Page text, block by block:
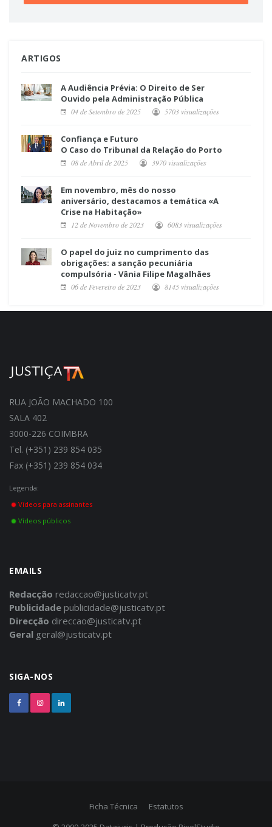
ARTIGOS
A Audiência Prévia: O Direito de Ser
Ouvido pela Administração Pública
04 de Setembro de 2025 5703 visualizações
Confiança e Futuro
O Caso do Tribunal da Relação do Porto
08 de Abril de 2025 3970 visualizações
Em novembro, mês do nosso
aniversário, destacamos a temática «A
Crise na Habitação»
12 de Novembro de 2023 6083 visualizações
O papel do juiz no cumprimento das
obrigações: a sanção pecuniária
compulsória - Vânia Filipe Magalhães
06 de Fevereiro de 2023 8145 visualizações
RUA JOÃO MACHADO 100
SALA 402
3000-226 COIMBRA
Tel. (+351) 239 854 035
Fax (+351) 239 854 034
Legenda:
Vídeos para assinantes
Vídeos públicos
EMAILS
Redacção redaccao@justicatv.pt
Publicidade publicidade@justicatv.pt
Direcção direccao@justicatv.pt
Geral geral@justicatv.pt
SIGA-NOS
Ficha Técnica
Estatutos